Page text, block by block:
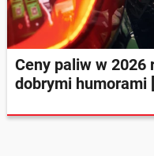
Ceny paliw w 2026
dobrymi humorami